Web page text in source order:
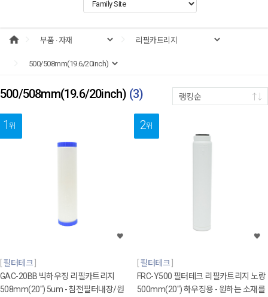
500/508mm(19.6/20inch) (3) 랭킹순
1위
필터테크
GAC-20BB 빅하우징 리필카트리지
508mm(20") 5um - 침전필터내장/원
2위
필터테크
FRC-Y500 필터테크 리필카트리지 노랑
500mm(20") 하우징용 - 원하는 소재를